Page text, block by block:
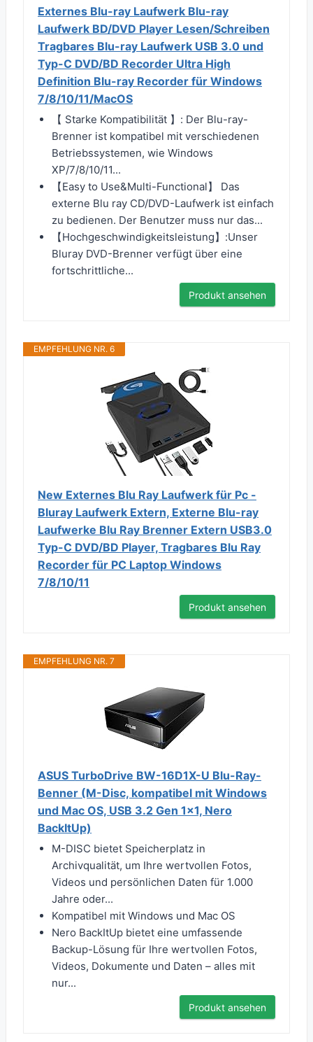
Externes Blu-ray Laufwerk Blu-ray
Laufwerk BD/DVD Player Lesen/Schreiben
Tragbares Blu-ray Laufwerk USB 3.0 und
Typ-C DVD/BD Recorder Ultra High
Definition Blu-ray Recorder für Windows
7/8/10/11/MacOS
【 Starke Kompatibilität 】: Der Blu-ray-
Brenner ist kompatibel mit verschiedenen
Betriebssystemen, wie Windows
XP/7/8/10/11...
【Easy to Use&Multi-Functional】 Das
externe Blu ray CD/DVD-Laufwerk ist einfach
zu bedienen. Der Benutzer muss nur das...
【Hochgeschwindigkeitsleistung】:Unser
Bluray DVD-Brenner verfügt über eine
fortschrittliche...
Produkt ansehen
EMPFEHLUNG NR. 6
New Externes Blu Ray Laufwerk für Pc -
Bluray Laufwerk Extern, Externe Blu-ray
Laufwerke Blu Ray Brenner Extern USB3.0
Typ-C DVD/BD Player, Tragbares Blu Ray
Recorder für PC Laptop Windows
7/8/10/11
Produkt ansehen
EMPFEHLUNG NR. 7
ASUS TurboDrive BW-16D1X-U Blu-Ray-
Benner (M-Disc, kompatibel mit Windows
und Mac OS, USB 3.2 Gen 1x1, Nero
BackItUp)
M-DISC bietet Speicherplatz in
Archivqualität, um Ihre wertvollen Fotos,
Videos und persönlichen Daten für 1.000
Jahre oder...
Kompatibel mit Windows und Mac OS
Nero BackItUp bietet eine umfassende
Backup-Lösung für Ihre wertvollen Fotos,
Videos, Dokumente und Daten – alles mit
nur...
Produkt ansehen